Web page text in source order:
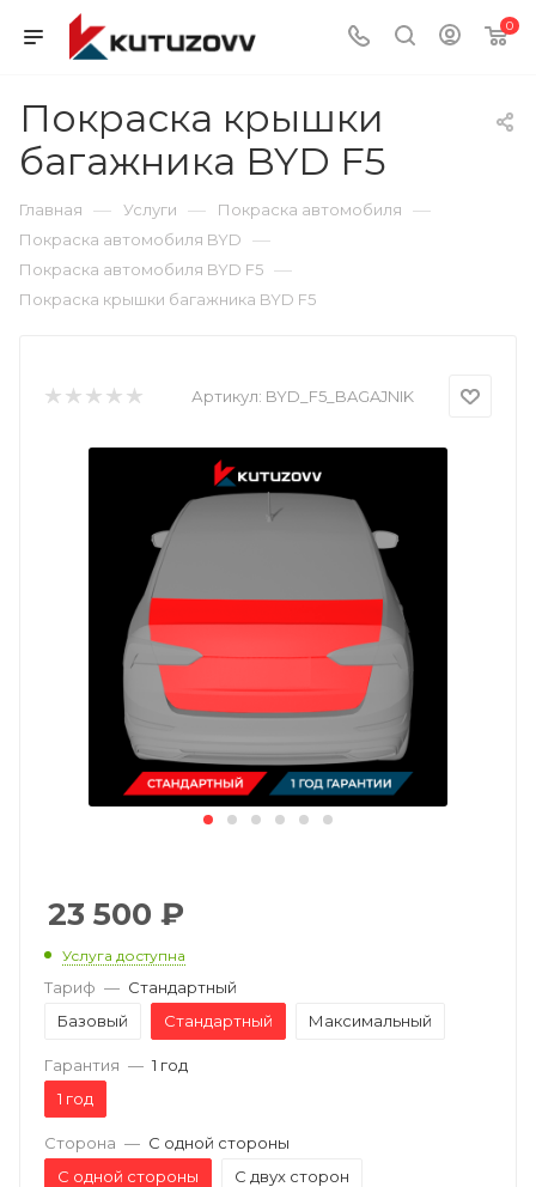
0
Покраска крышки
багажника BYD F5
Главная — Услуги — Покраска автомобиля —
Покраска автомобиля BYD —
Покраска автомобиля BYD F5 —
Покраска крышки багажника BYD F5
Артикул: BYD_F5_BAGAJNIK
23 500 ₽
Услуга доступна
Тариф — Стандартный
Базовый
Стандартный Максимальный
Гарантия — 1 год
1 год
Сторона — С одной стороны
С одной стороны
С двух сторон